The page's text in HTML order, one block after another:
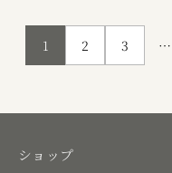
投
の
ジ
り
1 2 3 …
ショップ